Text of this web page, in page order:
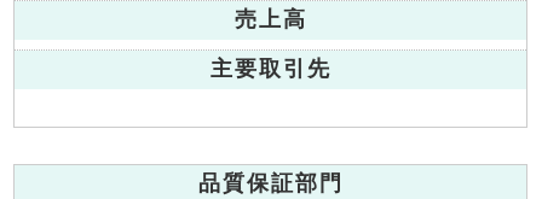
売上高
主要取引先
品質保証部門